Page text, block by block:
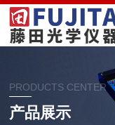
PRODUCTS CENTER
产品展示